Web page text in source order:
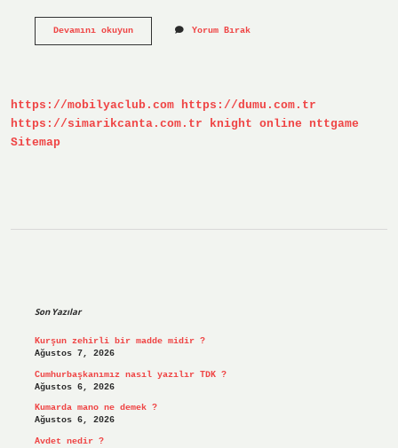
Devamını okuyun23
Mı
Yorum Bırak
https://mobilyaclub.com https://dumu.com.tr
https://simarikcanta.com.tr
knight online
nttgame
Sitemap
Son Yazılar
Kurşun zehirli bir madde midir ?
Ağustos 7, 2026
Cumhurbaşkanımız nasıl yazılır TDK ?
Ağustos 6, 2026
Kumarda mano ne demek ?
Ağustos 6, 2026
Avdet nedir ?